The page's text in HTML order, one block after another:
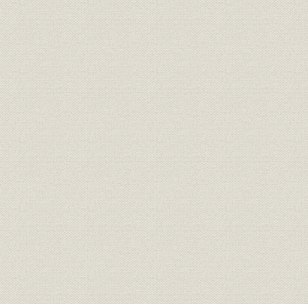
賃金;表彰 割褒美規矩 元文二年
経営 本寄会ニ而被仰渡書付写 元文五年
商品;売上 御用留抜書二 寛政四年
商品 例操鑑 二 寛政四年
商品 例操鑑 三 寛政四年
商品 例操鑑 四 寛政四年
規則 松坂表公儀勤方心得之事 正徳三年
規則 松坂永代録 享保十八
規則 紀印御用留頭書 明和二年